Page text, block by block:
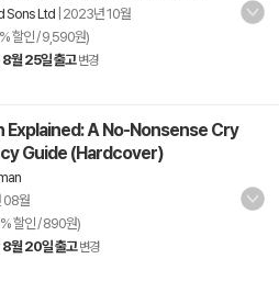
Sons Ltd 2023년 10월
할인 / 9,590원)
8월 25일 출고 변경
Explained: A No-Nonsense Cry
Guide (Hardcover)
08월
할인 / 890원)
8월 20일 출고 변경